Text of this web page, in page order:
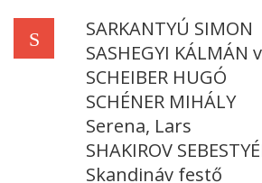
S
SARKANTYÚ SIMON
SASHEGYI KÁLMÁN
SCHEIBER HUGÓ
SCHÉNER MIHÁLY
Serena, Lars
SHAKIROV
Skandináv festő